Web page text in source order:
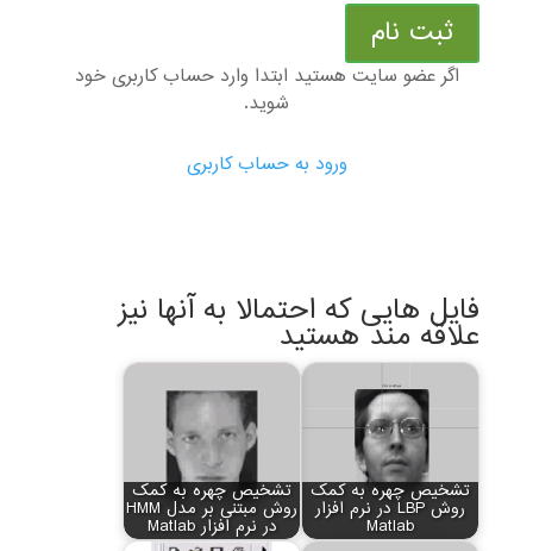
ثبت نام
اگر عضو سایت هستید ابتدا وارد حساب کاربری خود
شوید.
ورود به حساب کاربری
فایل هایی که احتمالا به آنها نیز
علاقه مند هستید
تشخیص چهره به کمک
روش LBP در نرم افزار
Matlab
تشخیص چهره به کمک
روش مبتنی بر مدل HMM
در نرم افزار Matlab